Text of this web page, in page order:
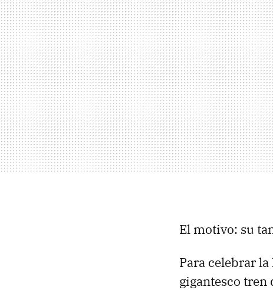
El motivo: su
Para celebrar
gigantesco